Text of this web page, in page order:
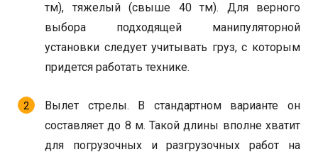
тм), тяжелый (свыше 40 тм). Для верного
выбора подходящей манипуляторной
установки следует учитывать груз, с которым
придется работать технике.
Вылет стрелы. В стандартном варианте он
составляет до 8 м. Такой длины вполне хватит
для погрузочных и разгрузочных работ на